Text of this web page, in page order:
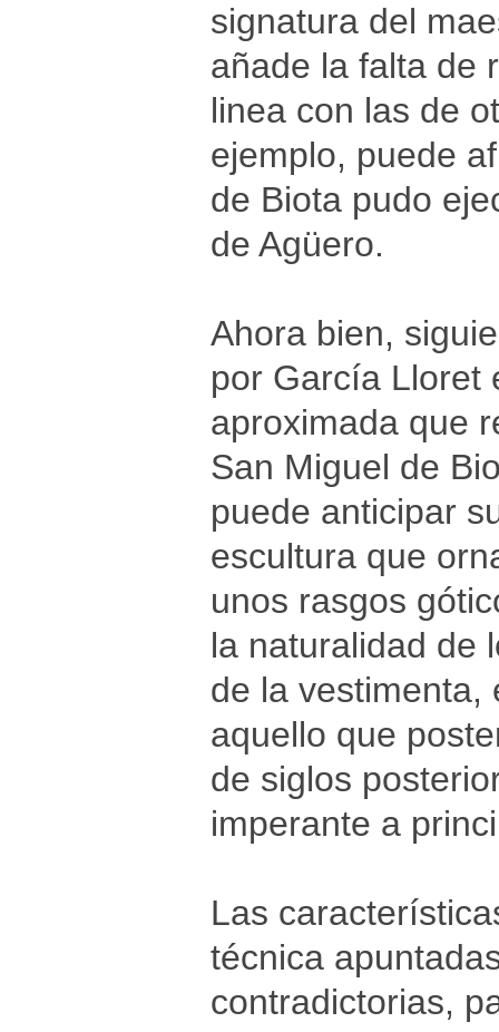
signatura del
añade la falta de
linea con las de
ejemplo, puede
de Biota pudo
de Agüero.
Ahora bien,
por García Lloret
aproximada que
San Miguel de
puede anticipar
escultura que
unos rasgos
la naturalidad de
de la vestimenta,
aquello que
de siglos
imperante a
Las
técnica
contradictorias,